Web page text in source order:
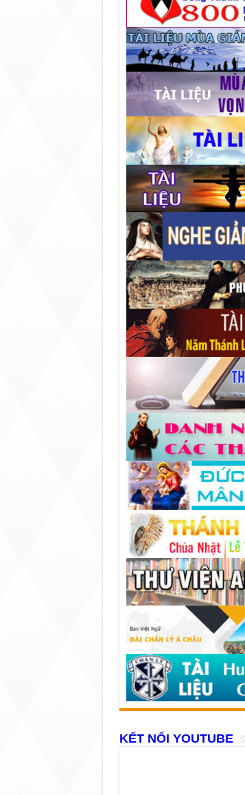
KẾT NỐI YOUTUBE